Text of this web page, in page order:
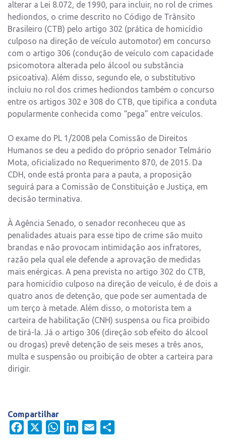
alterar a Lei 8.072, de 1990, para incluir, no rol de crimes
hediondos, o crime descrito no Código de Trânsito
Brasileiro (CTB) pelo artigo 302 (prática de homicídio
culposo na direção de veículo automotor) em concurso
com o artigo 306 (condução de veículo com capacidade
psicomotora alterada pelo álcool ou substância
psicoativa). Além disso, segundo ele, o substitutivo
incluiu no rol dos crimes hediondos também o concurso
entre os artigos 302 e 308 do CTB, que tipifica a conduta
popularmente conhecida como “pega” entre veículos.
O exame do PL 1/2008 pela Comissão de Direitos
Humanos se deu a pedido do próprio senador Telmário
Mota, oficializado no Requerimento 870, de 2015. Da
CDH, onde está pronta para a pauta, a proposição
seguirá para a Comissão de Constituição e Justiça, em
decisão terminativa.
À Agência Senado, o senador reconheceu que as
penalidades atuais para esse tipo de crime são muito
brandas e não provocam intimidação aos infratores,
razão pela qual ele defende a aprovação de medidas
mais enérgicas. A pena prevista no artigo 302 do CTB,
para homicídio culposo na direção de veículo, é de dois a
quatro anos de detenção, que pode ser aumentada de
um terço à metade. Além disso, o motorista tem a
carteira de habilitação (CNH) suspensa ou fica proibido
de tirá-la. Já o artigo 306 (direção sob efeito do álcool
ou drogas) prevê detenção de seis meses a três anos,
multa e suspensão ou proibição de obter a carteira para
dirigir.
Compartilhar
Facebook
WhatsAppLinkedIn
Email